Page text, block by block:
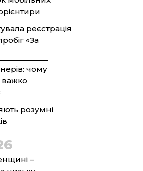
реєстрація
«За
чому
важко
розумні
–